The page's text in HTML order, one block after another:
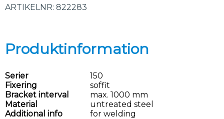
ARTIKELNR: 822283
Produktinformation
Serier
150
Fixering
soffit
Bracket interval
max. 1000 mm
Material
untreated steel
Additional info
for welding